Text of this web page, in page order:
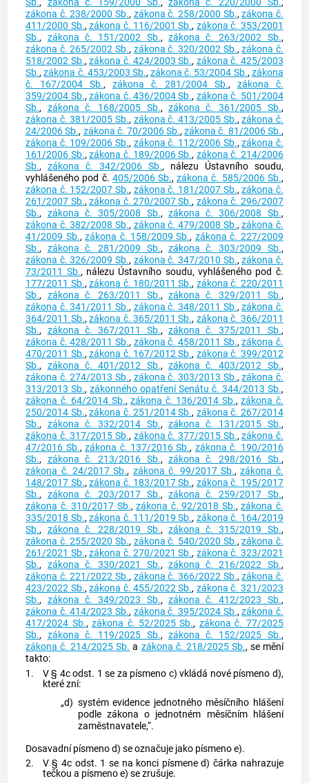
Sb., zákona č. 159/2000 Sb., zákona č. 220/2000 Sb.,
zákona č. 238/2000 Sb., zákona č. 258/2000 Sb.,zákona č.
411/2000 Sb.,zákona č. 116/2001 Sb., zákona č. 353/2001
Sb., zákona č. 151/2002 Sb., zákona č. 263/2002 Sb.,
zákona č. 265/2002 Sb., zákona č. 320/2002 Sb.,zákona č.
518/2002 Sb.,zákona č. 424/2003 Sb., zákona č. 425/2003
Sb.,zákona č. 453/2003 Sb.,zákona č. 53/2004 Sb.,zákona
č. 167/2004 Sb., zákona č. 281/2004 Sb., zákona č.
359/2004 Sb.,zákona č. 436/2004 Sb., zákona č. 501/2004
Sb., zákona č. 168/2005 Sb., zákona č. 361/2005 Sb.,
zákona č. 381/2005 Sb., zákona č. 413/2005 Sb.,zákona č.
24/2006 Sb., zákona č. 70/2006 Sb.,zákona č. 81/2006 Sb.,
zákona č. 109/2006 Sb., zákona č. 112/2006 Sb.,zákona č.
161/2006 Sb.,zákona č. 189/2006 Sb., zákona č. 214/2006
Sb.,zákona č. 342/2006 Sb., nálezu Ústavního soudu,
vyhlášeného pod č. 405/2006 Sb.,zákona č. 585/2006 Sb.,
zákona č. 152/2007 Sb., zákona č. 181/2007 Sb.,zákona č.
261/2007 Sb.,zákona č. 270/2007 Sb., zákona č. 296/2007
Sb., zákona č. 305/2008 Sb., zákona č. 306/2008 Sb.,
zákona č. 382/2008 Sb., zákona č. 479/2008 Sb.,zákona č.
41/2009 Sb.,zákona č. 158/2009 Sb., zákona č. 227/2009
Sb., zákona č. 281/2009 Sb., zákona č. 303/2009 Sb.,
zákona č. 326/2009 Sb., zákona č. 347/2010 Sb.,zákona č.
73/2011 Sb., nálezu Ústavního soudu, vyhlášeného pod č.
177/2011 Sb.,zákona č. 180/2011 Sb., zákona č. 220/2011
Sb., zákona č. 263/2011 Sb., zákona č. 329/2011 Sb.,
zákona č. 341/2011 Sb., zákona č. 348/2011 Sb.,zákona č.
364/2011 Sb.,zákona č. 365/2011 Sb., zákona č. 366/2011
Sb., zákona č. 367/2011 Sb., zákona č. 375/2011 Sb.,
zákona č. 428/2011 Sb., zákona č. 458/2011 Sb.,zákona č.
470/2011 Sb.,zákona č. 167/2012 Sb., zákona č. 399/2012
Sb., zákona č. 401/2012 Sb., zákona č. 403/2012 Sb.,
zákona č. 274/2013 Sb., zákona č. 303/2013 Sb.,zákona č.
313/2013 Sb.,zákonného opatření Senátu č. 344/2013 Sb.,
zákona č. 64/2014 Sb.,zákona č. 136/2014 Sb.,zákona č.
250/2014 Sb.,zákona č. 251/2014 Sb., zákona č. 267/2014
Sb., zákona č. 332/2014 Sb., zákona č. 131/2015 Sb.,
zákona č. 317/2015 Sb., zákona č. 377/2015 Sb.,zákona č.
47/2016 Sb.,zákona č. 137/2016 Sb., zákona č. 190/2016
Sb., zákona č. 213/2016 Sb., zákona č. 298/2016 Sb.,
zákona č. 24/2017 Sb., zákona č. 99/2017 Sb.,zákona č.
148/2017 Sb.,zákona č. 183/2017 Sb., zákona č. 195/2017
Sb., zákona č. 203/2017 Sb., zákona č. 259/2017 Sb.,
zákona č. 310/2017 Sb.,zákona č. 92/2018 Sb.,zákona č.
335/2018 Sb.,zákona č. 111/2019 Sb., zákona č. 164/2019
Sb., zákona č. 228/2019 Sb., zákona č. 315/2019 Sb.,
zákona č. 255/2020 Sb., zákona č. 540/2020 Sb.,zákona č.
261/2021 Sb.,zákona č. 270/2021 Sb., zákona č. 323/2021
Sb., zákona č. 330/2021 Sb., zákona č. 216/2022 Sb.,
zákona č. 221/2022 Sb., zákona č. 366/2022 Sb.,zákona č.
423/2022 Sb.,zákona č. 455/2022 Sb., zákona č. 321/2023
Sb., zákona č. 349/2023 Sb., zákona č. 412/2023 Sb.,
zákona č. 414/2023 Sb., zákona č. 395/2024 Sb.,zákona č.
417/2024 Sb.,zákona č. 52/2025 Sb., zákona č. 77/2025
Sb., zákona č. 119/2025 Sb., zákona č. 152/2025 Sb.,
zákona č. 214/2025 Sb. a zákona č. 218/2025 Sb., se mění
takto:
1.
V § 4c odst. 1 se za písmeno c) vkládá nové písmeno d),
které zní:
„d) systém evidence jednotného měsíčního hlášení
podle zákona o jednotném měsíčním hlášení
zaměstnavatele,“.
Dosavadní písmeno d) se označuje jako písmeno e).
2.
V § 4c odst. 1 se na konci písmene d) čárka nahrazuje
tečkou a písmeno e) se zrušuje.